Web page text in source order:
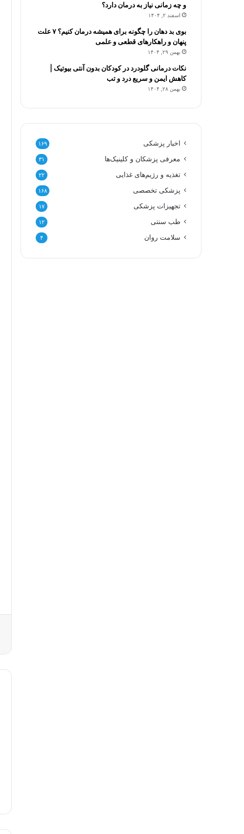
و چه زمانی نیاز به درمان دارد؟
اسفند ۲, ۱۴۰۴
بوی بد دهان را چگونه برای همیشه درمان کنیم؟ ۷ علت
پنهان و راهکارهای قطعی و علمی
بهمن ۲۹, ۱۴۰۴
نکات درمانی گلودرد در کودکان بدون آنتی بیوتیک |
کاهش ایمن و سریع درد و تب
بهمن ۲۸, ۱۴۰۴
اخبار پزشکی ۱۶۹
معرفی پزشکان و کلینیک‌ها ۳۱
تغذیه و رژیم‌های غذایی ۲۲
پزشکی تخصصی ۱۶۸
تجهیزات پزشکی ۱۷
طب سنتی ۱۲
سلامت روان ۴